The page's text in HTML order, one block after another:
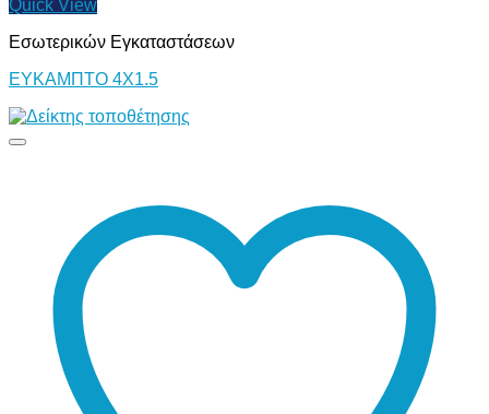
Quick View
Εσωτερικών Εγκαταστάσεων
ΕΥΚΑΜΠΤΟ 4Χ1.5